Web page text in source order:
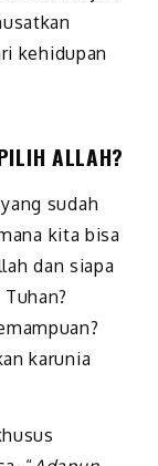
kehidupan
ALLAH?
sudah
kita bisa
dan siapa
karunia